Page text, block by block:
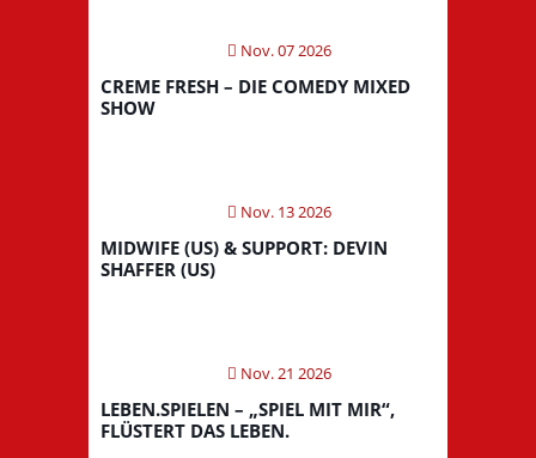
Nov. 07 2026
CREME FRESH – DIE COMEDY MIXED
SHOW
Nov. 13 2026
MIDWIFE (US) & SUPPORT: DEVIN
SHAFFER (US)
Nov. 21 2026
LEBEN.SPIELEN – „SPIEL MIT MIR“,
FLÜSTERT DAS LEBEN.